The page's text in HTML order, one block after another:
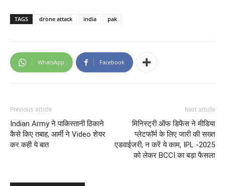
TAGS drone attack india pak
WhatsApp Facebook
Previous article
Indian Army ने पाकिस्तानी ठिकाने
कैसे किए तबाह, आर्मी ने Video शेयर
कर कही ये बात
Next article
मिनिस्ट्री ऑफ डिफेंस ने मीडिया
प्लेटफॉर्म के लिए जारी की सख्त
एडवाईजरी, न करें ये काम, IPL -2025
को लेकर BCCI का बड़ा फैसला